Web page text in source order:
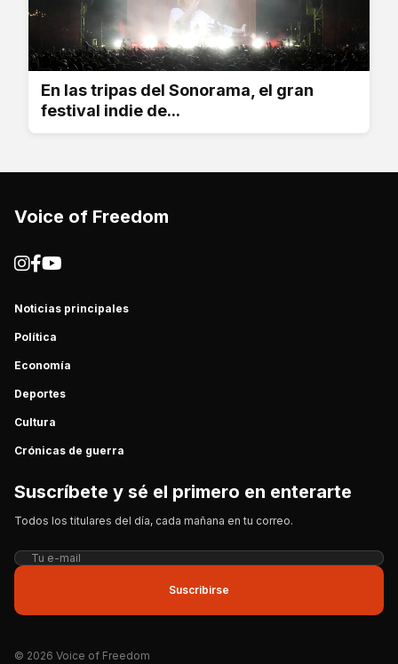
En las tripas del Sonorama, el gran
festival indie de...
Voice of Freedom
Noticias principales
Política
Economía
Deportes
Cultura
Crónicas de guerra
Suscríbete y sé el primero en enterarte
Todos los titulares del día, cada mañana en tu correo.
Suscribirse
© 2026 Voice of Freedom